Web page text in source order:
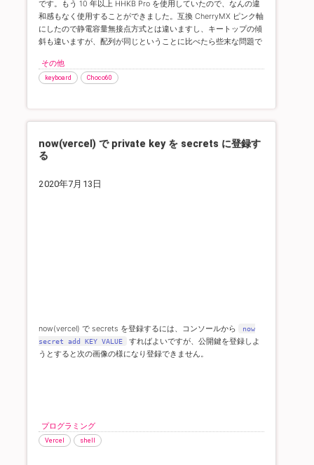
です。もう 10 年以上 HHKB Pro を使用していたので、なんの違
和感もなく使用することができました。互換 CherryMX ピンク軸
にしたので静電容量無接点方式とは違いますし、キートップの傾
斜も違いますが、配列が同じということに比べたら些末な問題で
その他
keyboard Choco60
now(vercel) で private key を secrets に登録す
る
2020年7月13日
now(vercel) で secrets を登録するには、コンソールから
now
secret add KEY VALUE
すればよいですが、公開鍵を登録しよ
うとすると次の画像の様になり登録できません。
プログラミング
Vercel shell